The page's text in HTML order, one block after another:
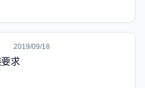
2019/09/18
求